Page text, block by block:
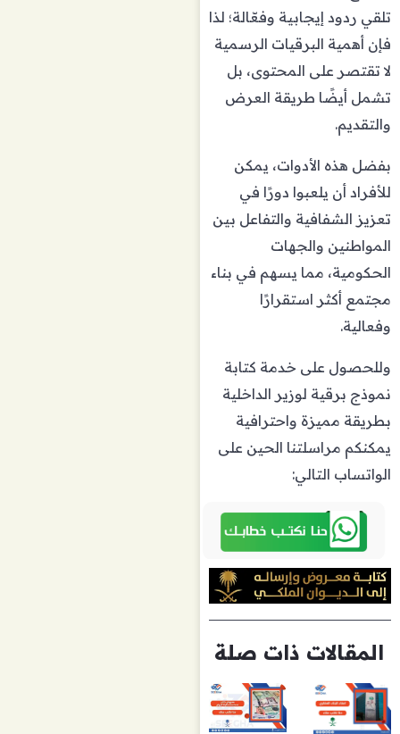
تلقي ردود إيجابية وفعّالة؛ لذا
فإن أهمية البرقيات الرسمية
لا تقتصر على المحتوى، بل
تشمل أيضًا طريقة العرض
والتقديم.
بفضل هذه الأدوات، يمكن
للأفراد أن يلعبوا دورًا في
تعزيز الشفافية والتفاعل بين
المواطنين والجهات
الحكومية، مما يسهم في بناء
مجتمع أكثر استقرارًا
وفعالية.
وللحصول على خدمة كتابة
نموذج برقية لوزير الداخلية
بطريقة مميزة واحترافية
يمكنكم مراسلتنا الحين على
الواتساب التالي:
المقالات ذات صلة